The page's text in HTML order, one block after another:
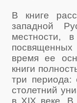
В книге
западной
местности,
время ее
книги
три периода:
столетний
в XIX веке. В